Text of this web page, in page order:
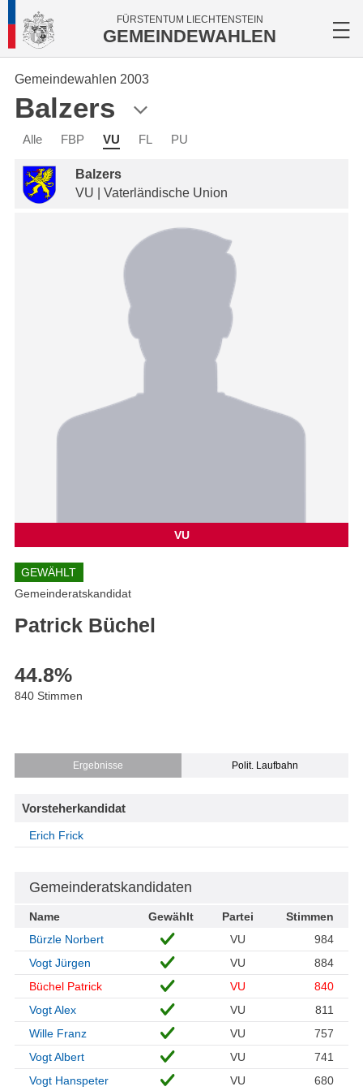
FÜRSTENTUM LIECHTENSTEIN
GEMEINDEWAHLEN
Gemeindewahlen 2003
Balzers
Alle FBP VU FL PU
Balzers
VU | Vaterländische Union
VU
GEWÄHLT
Gemeinderatskandidat
Patrick Büchel
44.8%
840 Stimmen
Ergebnisse Polit. Laufbahn
Vorsteherkandidat
Erich Frick
Gemeinderatskandidaten
Name Gewählt Partei
Stimmen
Bürzle Norbert
VU
984
Vogt Jürgen
VU
884
Büchel Patrick
VU
840
Vogt Alex
VU
811
Wille Franz
VU
757
Vogt Albert
VU
741
Vogt Hanspeter
VU 680